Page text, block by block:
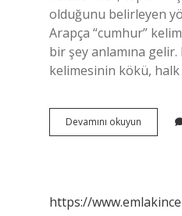
olduğunu belirleyen
Arapça “cumhur”
bir şey anlamına
kelimesinin kökü,
Devamını okuyun
https://